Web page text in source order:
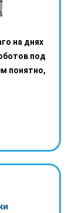
на днях
под
понятно,